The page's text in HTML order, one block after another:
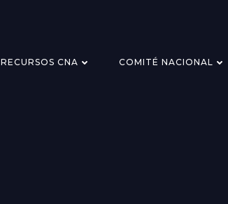
RECURSOS CNA COMITÉ NACIONAL